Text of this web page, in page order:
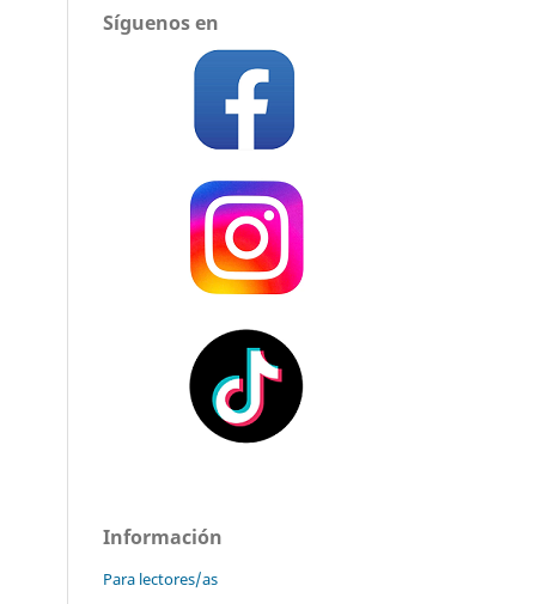
Síguenos en
Información
Para lectores/as